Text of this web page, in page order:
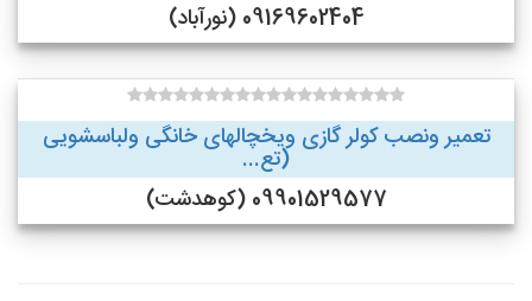
09169602404 (نورآباد)
تعمیر ونصب کولر گازی ویخچالهای خانگی ولباسشویی
(تع...
09901529577 (کوهدشت)